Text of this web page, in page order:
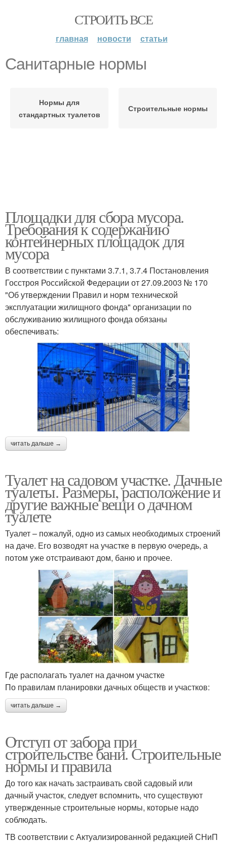
СТРОИТЬ ВСЕ
главная новости статьи
Санитарные нормы
Нормы для
стандартных туалетов
Строительные нормы
Площадки для сбора мусора.
Требования к содержанию
контейнерных площадок для
мусора
В соответствии с пунктами 3.7.1, 3.7.4 Постановления
Госстроя Российской Федерации от 27.09.2003 № 170
"Об утверждении Правил и норм технической
эксплуатации жилищного фонда" организации по
обслуживанию жилищного фонда обязаны
обеспечивать:
читать дальше →
Туалет на садовом участке. Дачные
туалеты. Размеры, расположение и
другие важные вещи о дачном
туалете
Туалет – пожалуй, одно из самых необходимых строений
на даче. Его возводят на участке в первую очередь, а
потом уже отстраивают дом, баню и прочее.
Где располагать туалет на дачном участке
По правилам планировки дачных обществ и участков:
читать дальше →
Отступ от забора при
строительстве бани. Строительные
нормы и правила
До того как начать застраивать свой садовый или
дачный участок, следует вспомнить, что существуют
утвержденные строительные нормы, которые надо
соблюдать.
TВ соответствии с Актуализированной редакцией СНиП